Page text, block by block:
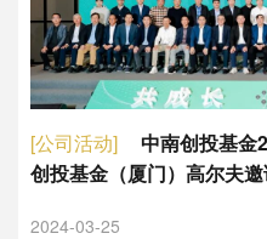
[公司活动]
中南创投基金
创投基金（厦门）高尔夫
2024-03-25